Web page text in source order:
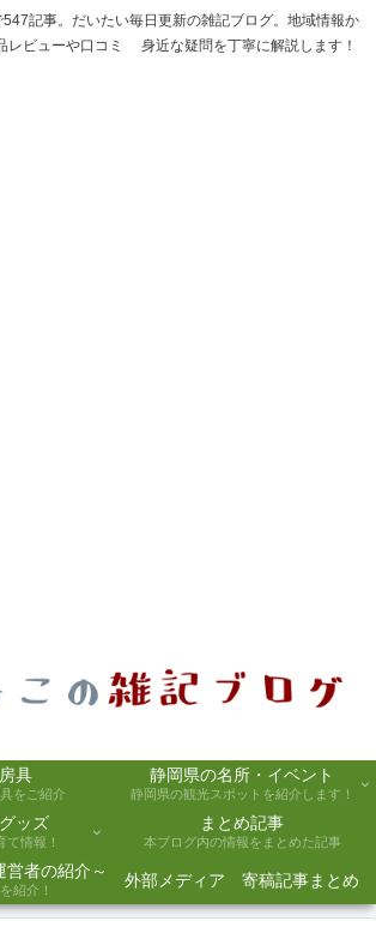
記事。だいたい毎日更新の雑記ブログ。地域情報か
ビューや口コミ 身近な疑問を丁寧に解説します！
具
をご紹介
静岡県の名所・イベント
静岡県の観光スポットを紹介します！
ッズ
情報！
まとめ記事
本ブログ内の情報をまとめた記事
営者の紹介～
紹介！ 外部メディア 寄稿記事まとめ